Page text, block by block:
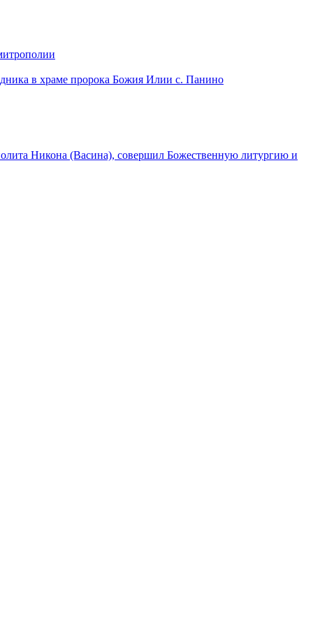
в храме пророка Божия Илии с. Панино
Никона (Васина), совершил Божественную литургию и